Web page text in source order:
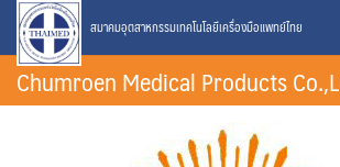
Skip
content
สมาคมอุตสาหกรรมเทคโนโลยีเครื่องมือแพทย์ไทย
Chumroen Medical Products